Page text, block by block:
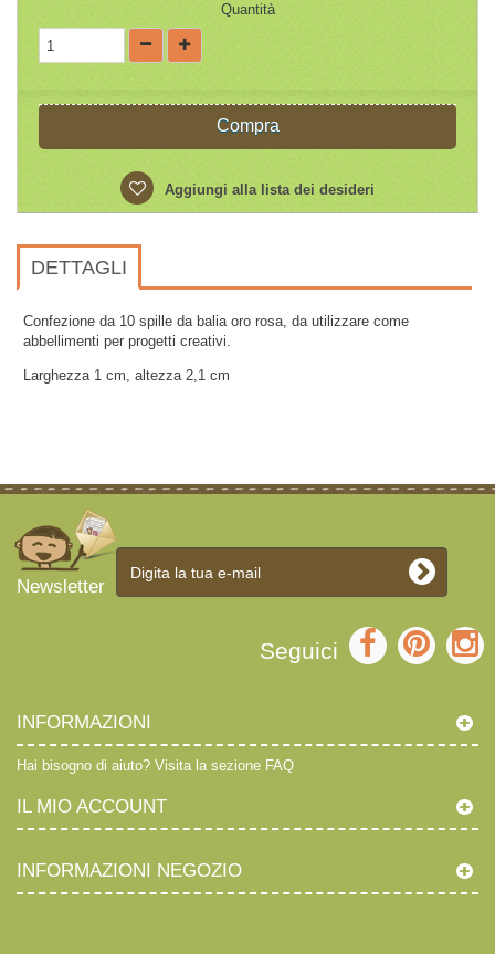
Quantità
Compra
Aggiungi alla lista dei desideri
DETTAGLI
Confezione da 10 spille da balia oro rosa, da utilizzare come
abbellimenti per progetti creativi.
Larghezza 1 cm, altezza 2,1 cm
Newsletter
Seguici
INFORMAZIONI
Hai bisogno di aiuto? Visita la sezione FAQ
IL MIO ACCOUNT
INFORMAZIONI NEGOZIO